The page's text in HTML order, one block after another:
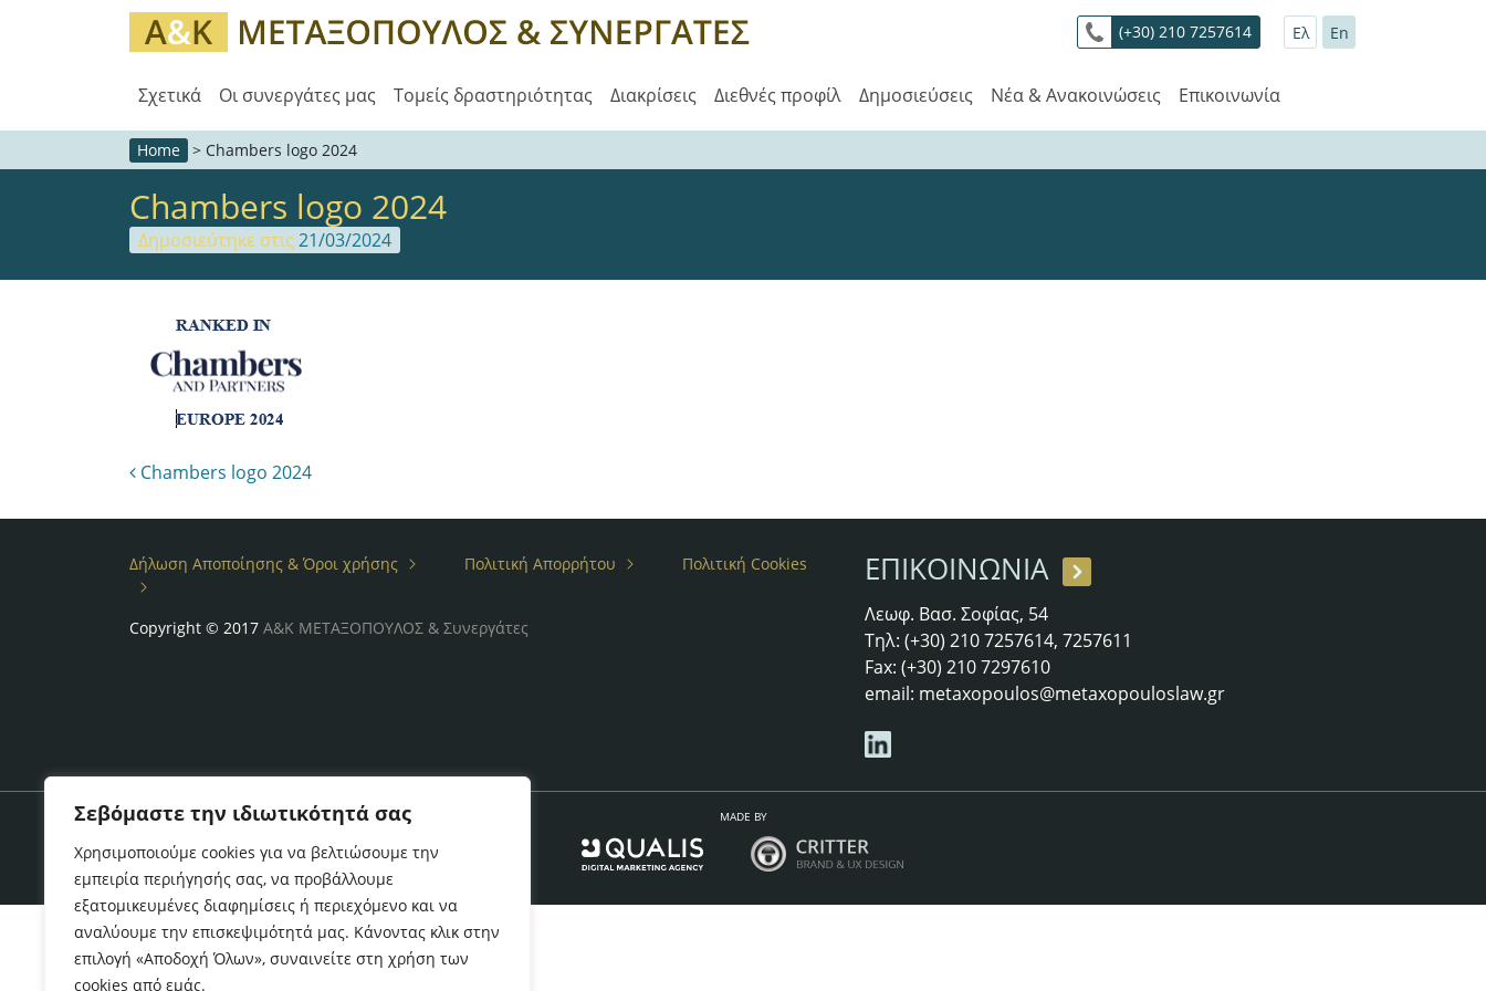
Σεβόμαστε την ιδιωτικότητά σας
Χρησιμοποιούμε cookies για να βελτιώσουμε την
εμπειρία περιήγησής σας, να προβάλλουμε
εξατομικευμένες διαφημίσεις ή περιεχόμενο και να
αναλύουμε την επισκεψιμότητά μας. Κάνοντας κλικ στην
επιλογή «Αποδοχή Όλων», συναινείτε στη χρήση των
cookies από εμάς.
(+30) 210 7257614 Ελ En
Σχετικά Οι συνεργάτες μας Τομείς δραστηριότητας Διακρίσεις Διεθνές προφίλ Δημοσιεύσεις Νέα & Ανακοινώσεις Επικοινωνία
Home > Chambers logo 2024
Chambers logo 2024
Δημοσιεύτηκε στις 21/03/2024
Post navigation
Chambers logo 2024
Δήλωση Αποποίησης & Όροι χρήσης Πολιτική Απορρήτου Πολιτική Cookies
Copyright © 2017 Α&Κ ΜΕΤΑΞΟΠΟΥΛΟΣ & Συνεργάτες
ΕΠΙΚΟΙΝΩΝΙΑ
Λεωφ. Βασ. Σοφίας, 54
Τηλ: (+30) 210 7257614, 7257611
Fax: (+30) 210 7297610
email: metaxopoulos@metaxopouloslaw.gr
MADE BY